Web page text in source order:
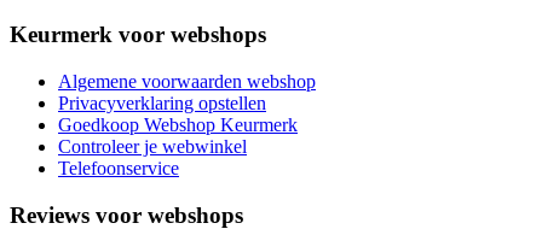
Keurmerk voor webshops
Algemene voorwaarden webshop
Privacyverklaring opstellen
Goedkoop Webshop Keurmerk
Controleer je webwinkel
Telefoonservice
Reviews voor webshops